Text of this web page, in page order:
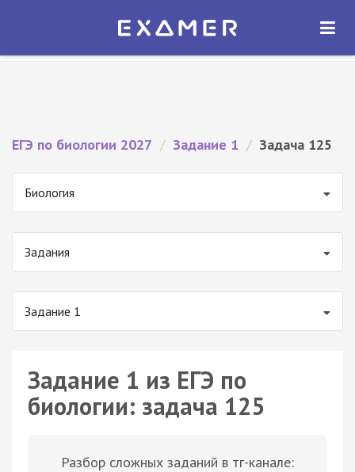
Экзамер — ЕГЭ 2027
ОТКРЫТЬ
ЕГЭ по биологии 2027 / Задание 1 / Задача 125
Биология
Задания
Задание 1
Задание 1 из ЕГЭ по
биологии: задача 125
Разбор сложных заданий в тг-канале: